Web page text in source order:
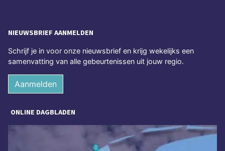
NIEUWSBRIEF AANMELDEN
Schrijf je in voor onze nieuwsbrief en krijg wekelijks een
samenvatting van alle gebeurtenissen uit jouw regio.
Aanmelden
ONLINE DAGBLADEN